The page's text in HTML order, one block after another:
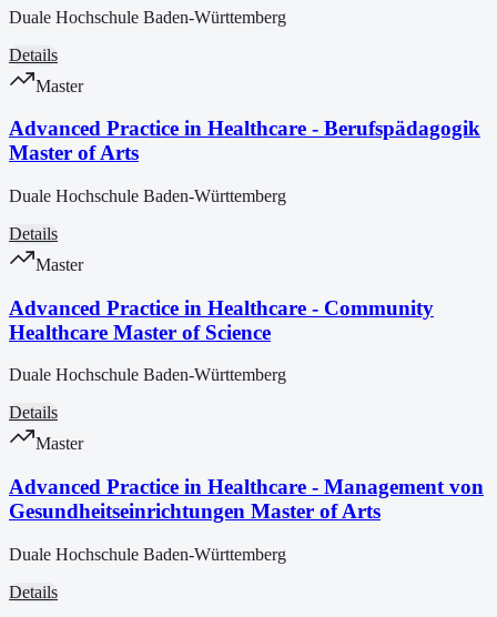
Duale Hochschule Baden-Württemberg
Details
Master
Advanced Practice in Healthcare - Berufspädagogik
Master of Arts
Duale Hochschule Baden-Württemberg
Details
Master
Advanced Practice in Healthcare - Community
Healthcare Master of Science
Duale Hochschule Baden-Württemberg
Details
Master
Advanced Practice in Healthcare - Management von
Gesundheitseinrichtungen Master of Arts
Duale Hochschule Baden-Württemberg
Details